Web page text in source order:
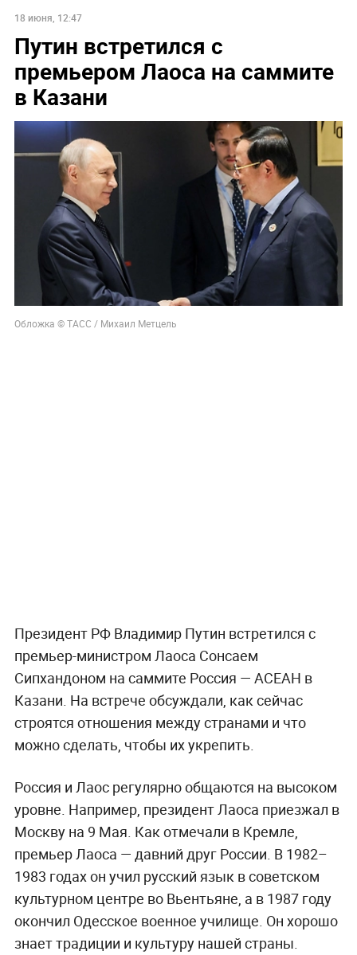
18 июня, 12:47
Путин встретился с
премьером Лаоса на саммите
в Казани
Обложка © ТАСС / Михаил Метцель
Президент РФ Владимир Путин встретился с
премьер-министром Лаоса Сонсаем
Сипхандоном на саммите Россия — АСЕАН в
Казани. На встрече обсуждали, как сейчас
строятся отношения между странами и что
можно сделать, чтобы их укрепить.
Россия и Лаос регулярно общаются на высоком
уровне. Например, президент Лаоса приезжал в
Москву на 9 Мая. Как отмечали в Кремле,
премьер Лаоса — давний друг России. В 1982–
1983 годах он учил русский язык в советском
культурном центре во Вьентьяне, а в 1987 году
окончил Одесское военное училище. Он хорошо
знает традиции и культуру нашей страны.